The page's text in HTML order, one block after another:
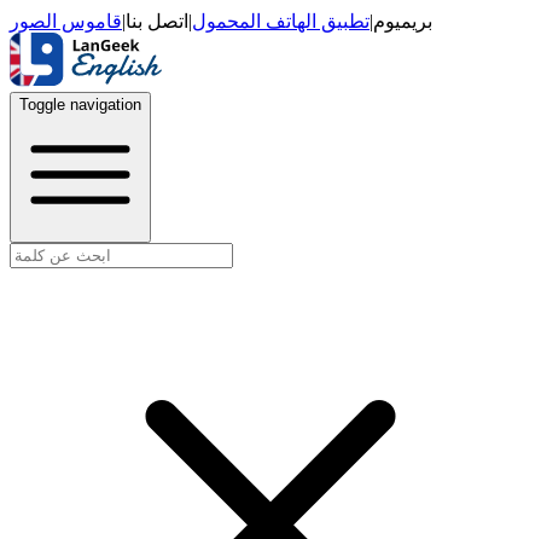
بريميوم|تطبيق الهاتف المحمول| اتصل بنا|قاموس الصور
Toggle navigation